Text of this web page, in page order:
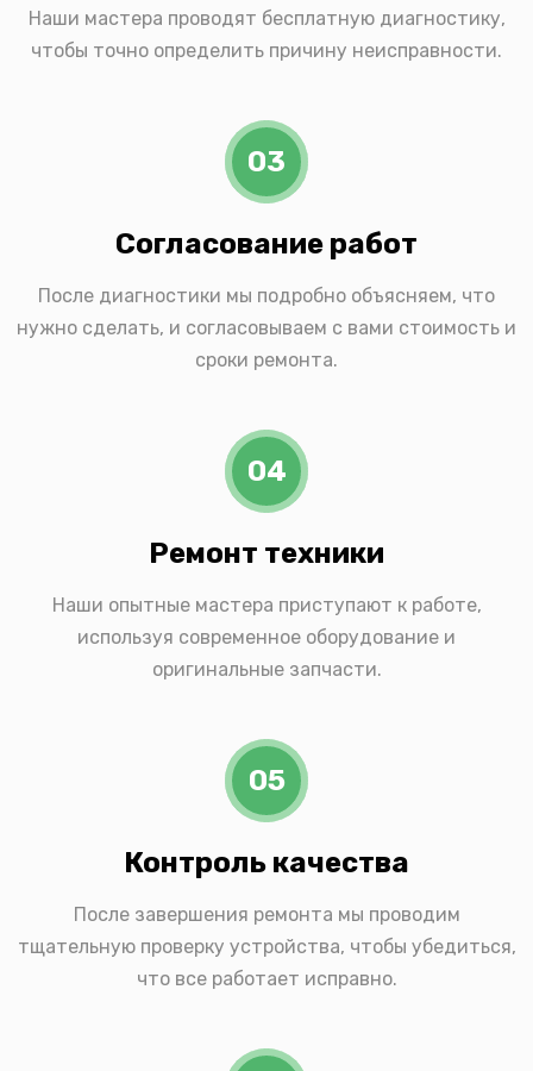
Наши мастера проводят бесплатную диагностику,
чтобы точно определить причину неисправности.
03
Согласование работ
После диагностики мы подробно объясняем, что
нужно сделать, и согласовываем с вами стоимость и
сроки ремонта.
04
Ремонт техники
Наши опытные мастера приступают к работе,
используя современное оборудование и
оригинальные запчасти.
05
Контроль качества
После завершения ремонта мы проводим
тщательную проверку устройства, чтобы убедиться,
что все работает исправно.